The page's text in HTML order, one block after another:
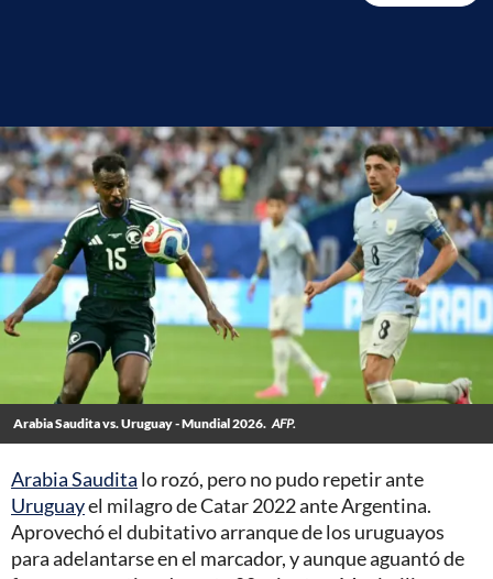
Arabia Saudita vs. Uruguay - Mundial 2026. AFP.
Arabia Saudita lo rozó, pero no pudo repetir ante
Uruguayel milagro de Catar 2022 ante Argentina.
Aprovechó el dubitativo arranque de los uruguayos
para adelantarse en el marcador, y aunque aguantó de